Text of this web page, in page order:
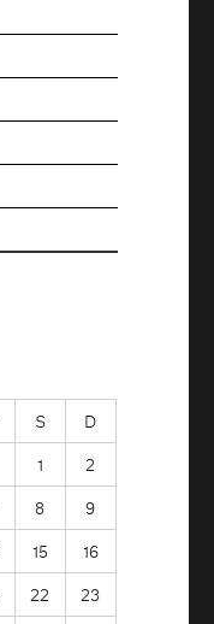
S
D
1
2
8
9
15
16
22
23